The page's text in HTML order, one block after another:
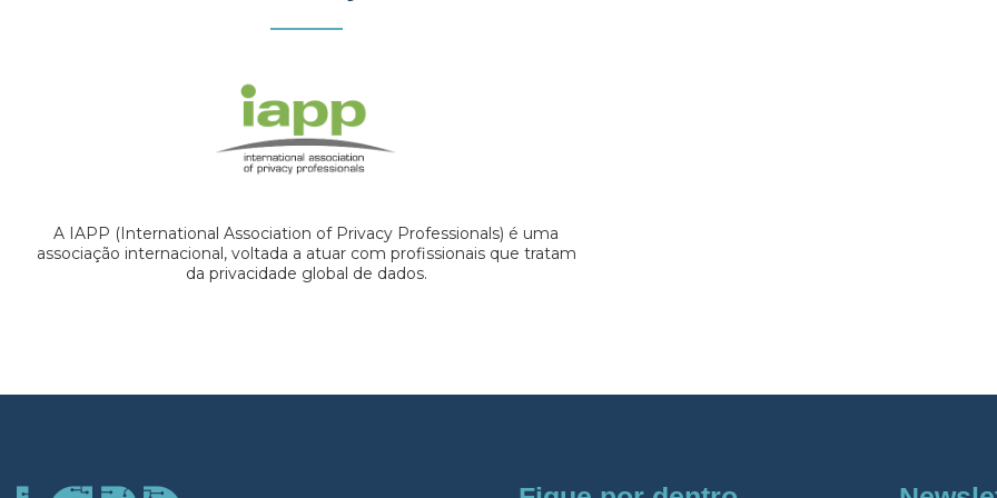
A IAPP (International Association of Privacy Professionals) é uma
associação internacional, voltada a atuar com profissionais que tratam
da privacidade global de dados.